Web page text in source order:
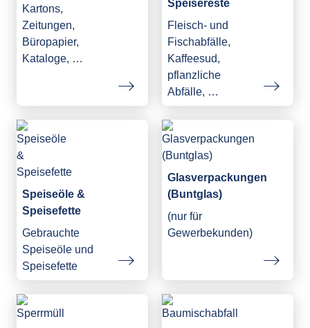
Kartons,
Zeitungen,
Büropapier,
Kataloge, …
Speisereste
Fleisch- und
Fischabfälle,
Kaffeesud,
pflanzliche
Abfälle, …
Speiseöle &
Speisefette
Gebrauchte
Speiseöle und
Speisefette
Glasverpackungen
(Buntglas)
(nur für
Gewerbekunden)